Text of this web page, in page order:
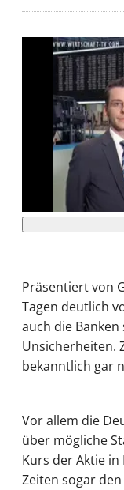
Mit der
Hinweise dazu
Präsentiert von
Tagen deutlich
auch die
Unsicherheiten.
bekanntlich gar
Vor allem die
über mögliche
Kurs der Aktie
Zeiten sogar